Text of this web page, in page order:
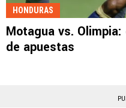
HONDURAS
Motagua vs.
de apuestas